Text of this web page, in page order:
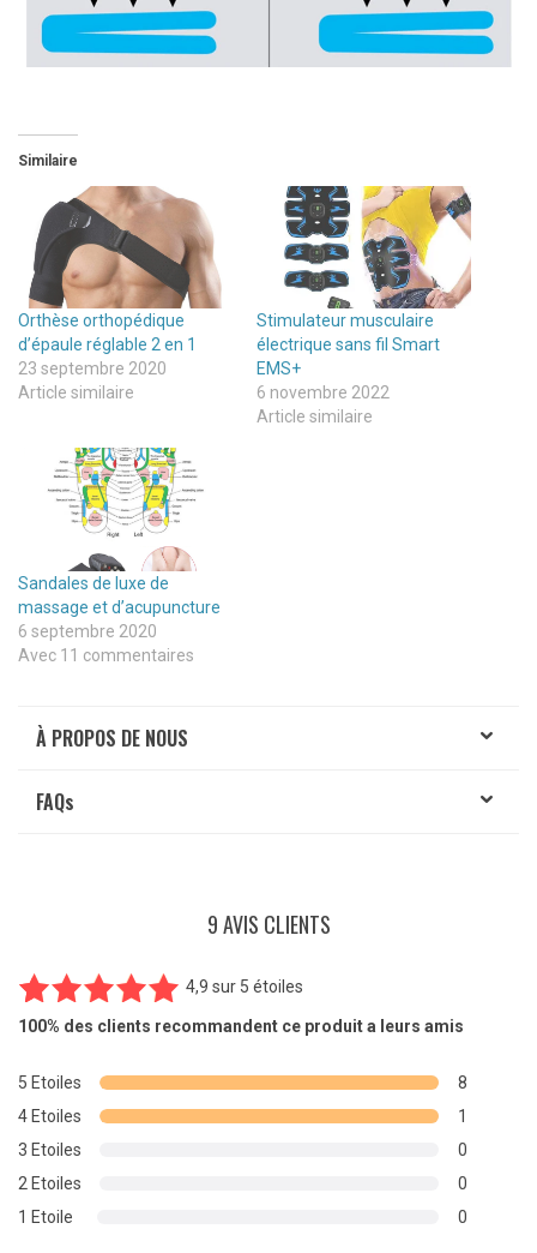
Similaire
Orthèse orthopédique
d’épaule réglable 2 en 1
23 septembre 2020
Article similaire
Stimulateur musculaire
électrique sans fil Smart
EMS+
6 novembre 2022
Article similaire
Sandales de luxe de
massage et d’acupuncture
6 septembre 2020
Avec 11 commentaires
À PROPOS DE NOUS
FAQs
9 AVIS CLIENTS
Noté4.89
basé sur
9
notations
client
4,9 sur 5 étoiles
100% des clients recommandent ce produit a leurs amis
5 Etoiles
8
4 Etoiles
1
3 Etoiles
0
2 Etoiles
0
1 Etoile
0